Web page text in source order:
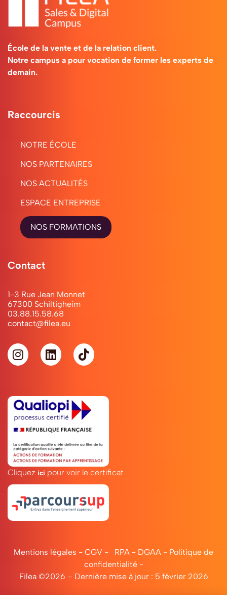
formation
Manager
Stratégie
d’Entreprise
Concevoir
une
stratégie
adaptée
économique
Maîtriser
les
outils
de
communication
Rythme
de
la
formation
Manager
en
Stratégie
d’Entreprise
Un
École de la vente et de la relation client.
Notre campus a pour vocation de former les experts de
demain.
Raccourcis
NOTRE ÉCOLE
NOS PARTENAIRES
NOS ACTUALITÉS
ESPACE ENTREPRISE
NOS FORMATIONS
Contact
1-3 Rue Jean Monnet
67300 Schiltigheim
03.88.15.58.68
contact@filea.eu
Cliquez ici pour voir le certificat
Mentions légales - CGV - RPA - DGAA - Politique de
confidentialité-
Filea ©2026 – Dernière mise à jour : 5 février 2026